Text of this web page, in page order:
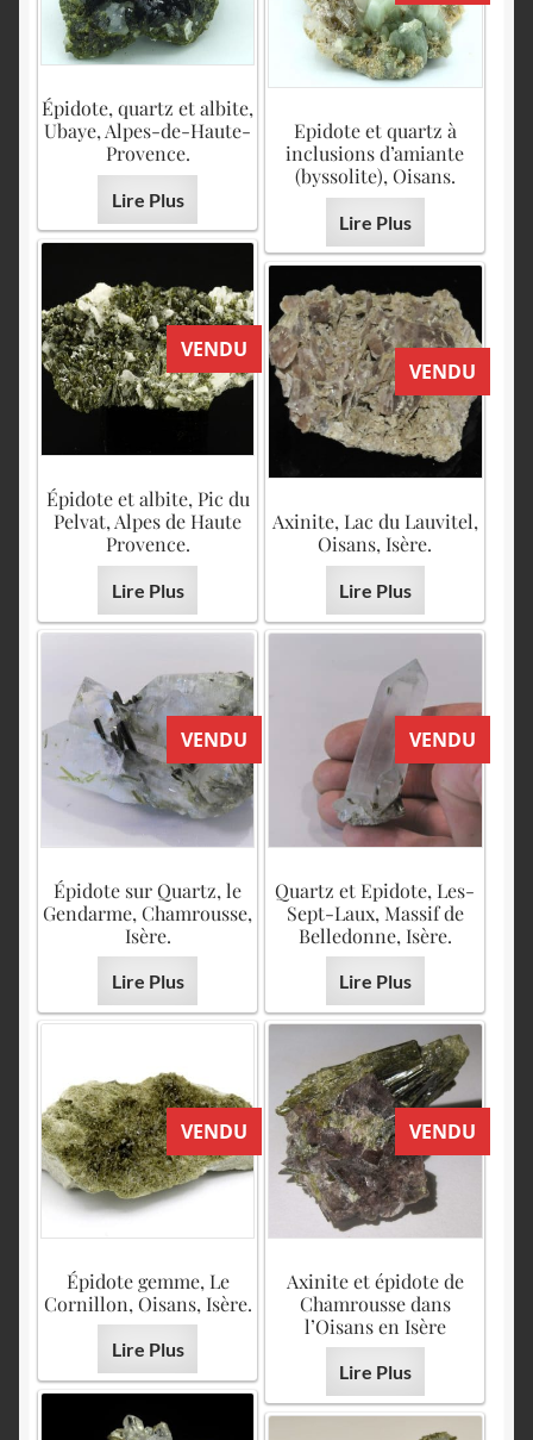
Épidote, quartz et albite,
Ubaye, Alpes-de-Haute-
Provence.
Lire Plus
Epidote et quartz à
inclusions d’amiante
(byssolite), Oisans.
Lire Plus
VENDU
Épidote et albite, Pic du
Pelvat, Alpes de Haute
Provence.
Lire Plus
VENDU
Axinite, Lac du Lauvitel,
Oisans, Isère.
Lire Plus
VENDU
Épidote sur Quartz, le
Gendarme, Chamrousse,
Isère.
Lire Plus
VENDU
Quartz et Epidote, Les-
Sept-Laux, Massif de
Belledonne, Isère.
Lire Plus
VENDU
Épidote gemme, Le
Cornillon, Oisans, Isère.
Lire Plus
VENDU
Axinite et épidote de
Chamrousse dans
l’Oisans en Isère
Lire Plus